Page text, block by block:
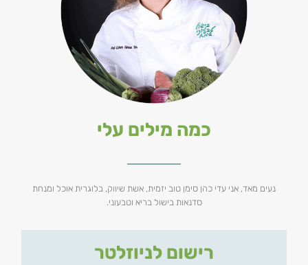
כמה מילים עלי
נעים מאד, אני עדי כהן סימן טוב יזמית, אשת שיווק, בלוגרית אוכל ומנחת
סדנאות בישול בריא וטבעוני.
רישום לניוזלטר